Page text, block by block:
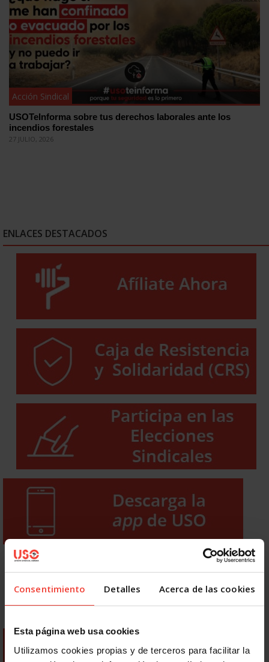
Consentimiento Detalles Acerca de las cookies
Esta página web usa cookies
Utilizamos cookies propias y de terceros para facilitar la
Acción Sindical
USOTeInforma sobre tus derechos laborales ante los
incendios forestales
27 JULIO, 2026
ENLACES DESTACADOS